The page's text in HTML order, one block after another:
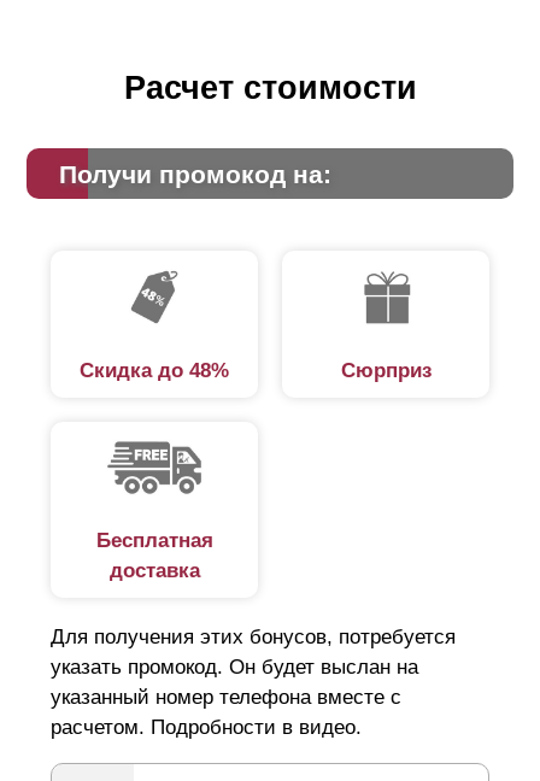
Расчет стоимости
Получи промокод на:
Скидка до 48% Сюрприз
Бесплатная
доставка
Для получения этих бонусов, потребуется
указать промокод. Он будет выслан на
указанный номер телефона вместе с
расчетом. Подробности в видео.